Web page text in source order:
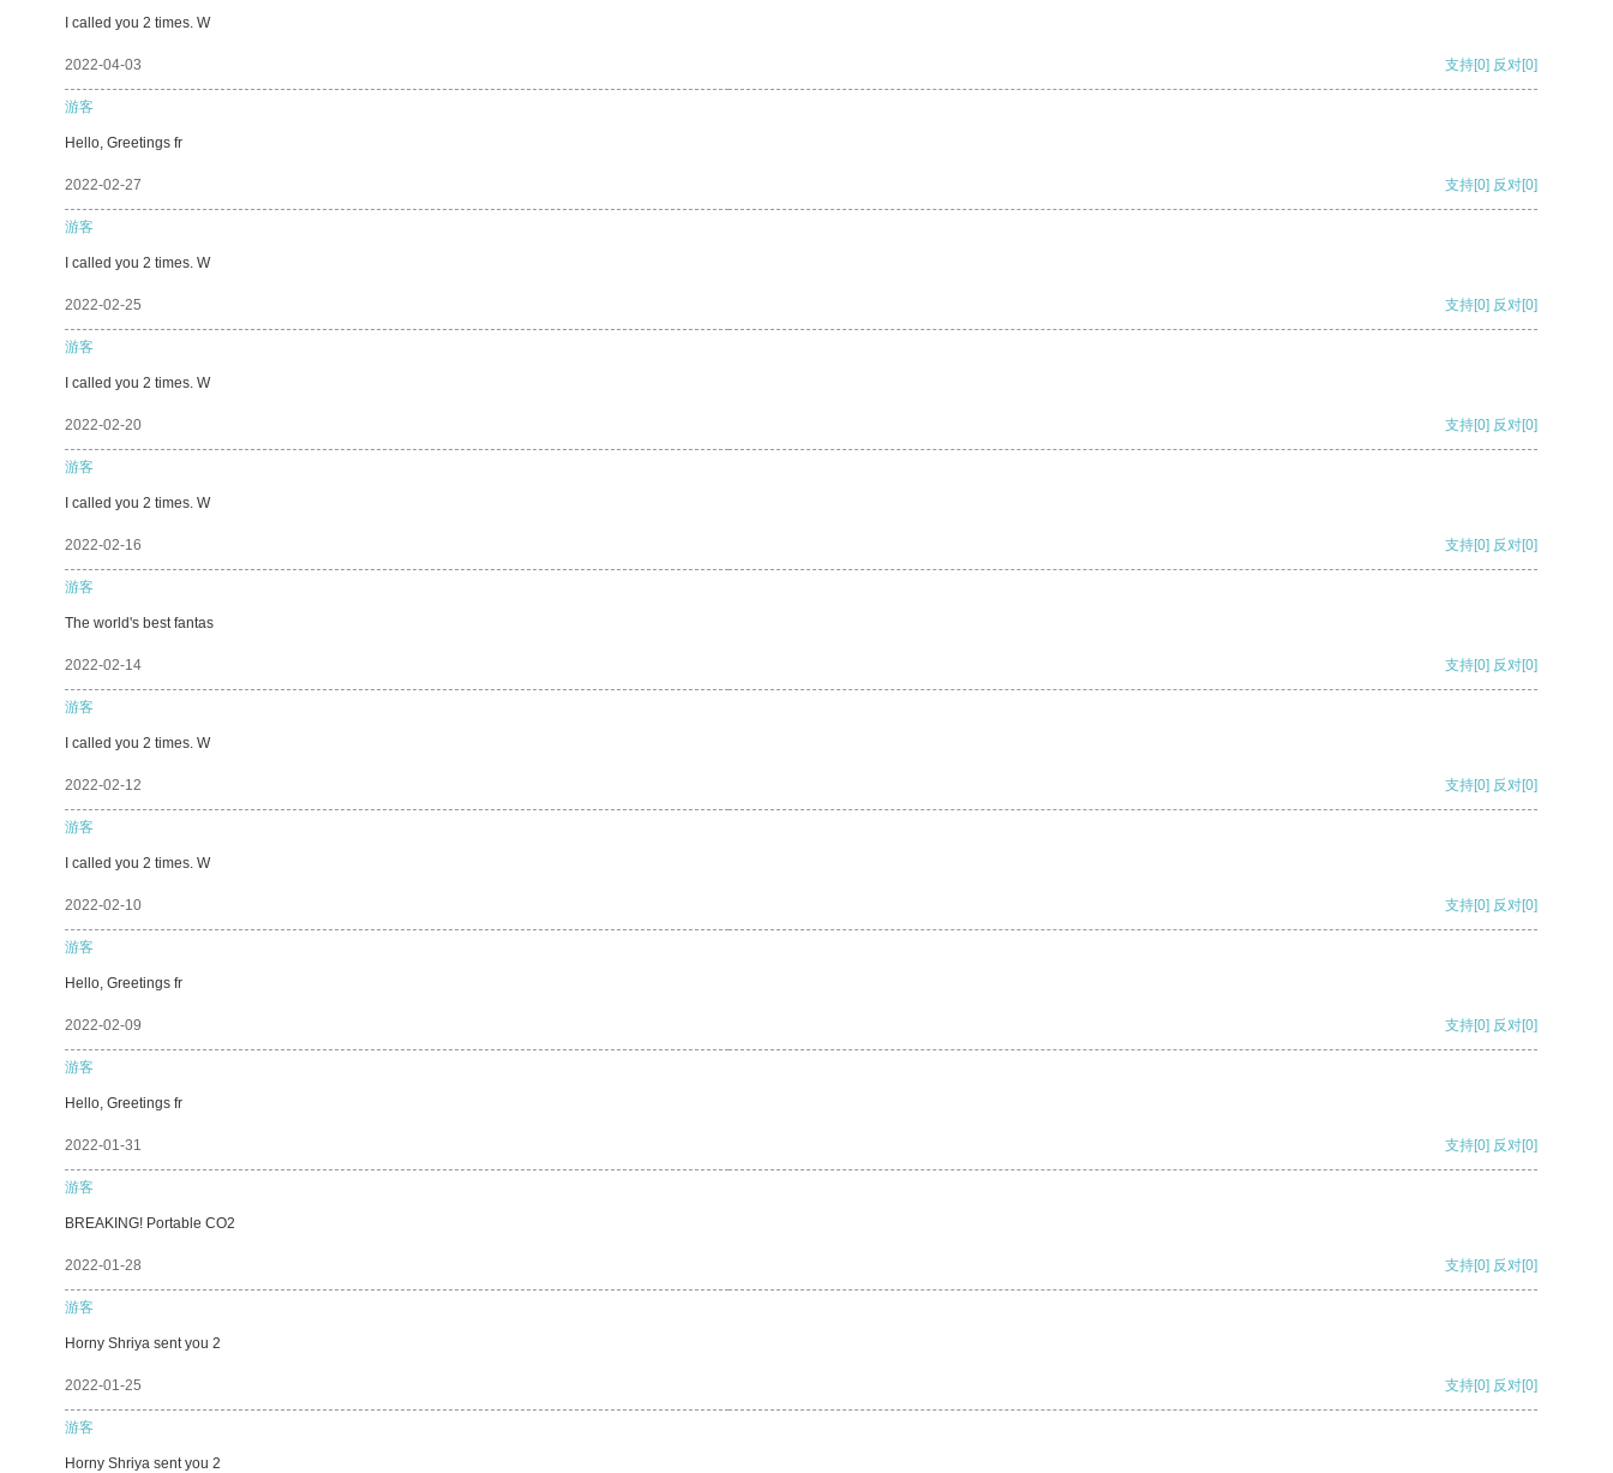
I called you 2 times. W
2022-04-03 支持[0] 反对[0]
游客
Hello, Greetings fr
2022-02-27 支持[0] 反对[0]
游客
I called you 2 times. W
2022-02-25 支持[0] 反对[0]
游客
I called you 2 times. W
2022-02-20 支持[0] 反对[0]
游客
I called you 2 times. W
2022-02-16 支持[0] 反对[0]
游客
The world's best fantas
2022-02-14 支持[0] 反对[0]
游客
I called you 2 times. W
2022-02-12 支持[0] 反对[0]
游客
I called you 2 times. W
2022-02-10 支持[0] 反对[0]
游客
Hello, Greetings fr
2022-02-09 支持[0] 反对[0]
游客
Hello, Greetings fr
2022-01-31 支持[0] 反对[0]
游客
BREAKING! Portable CO2
2022-01-28 支持[0] 反对[0]
游客
Horny Shriya sent you 2
2022-01-25 支持[0] 反对[0]
游客
Horny Shriya sent you 2